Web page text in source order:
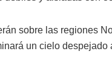
sobre las regiones
un cielo